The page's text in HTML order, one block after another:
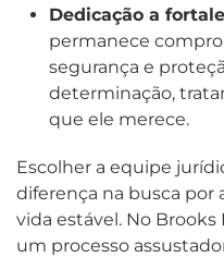
Dedicação a
permanece
segurança e
determinação,
que ele merece.
Escolher a equipe
diferença na busca por
vida estável. No
um processo